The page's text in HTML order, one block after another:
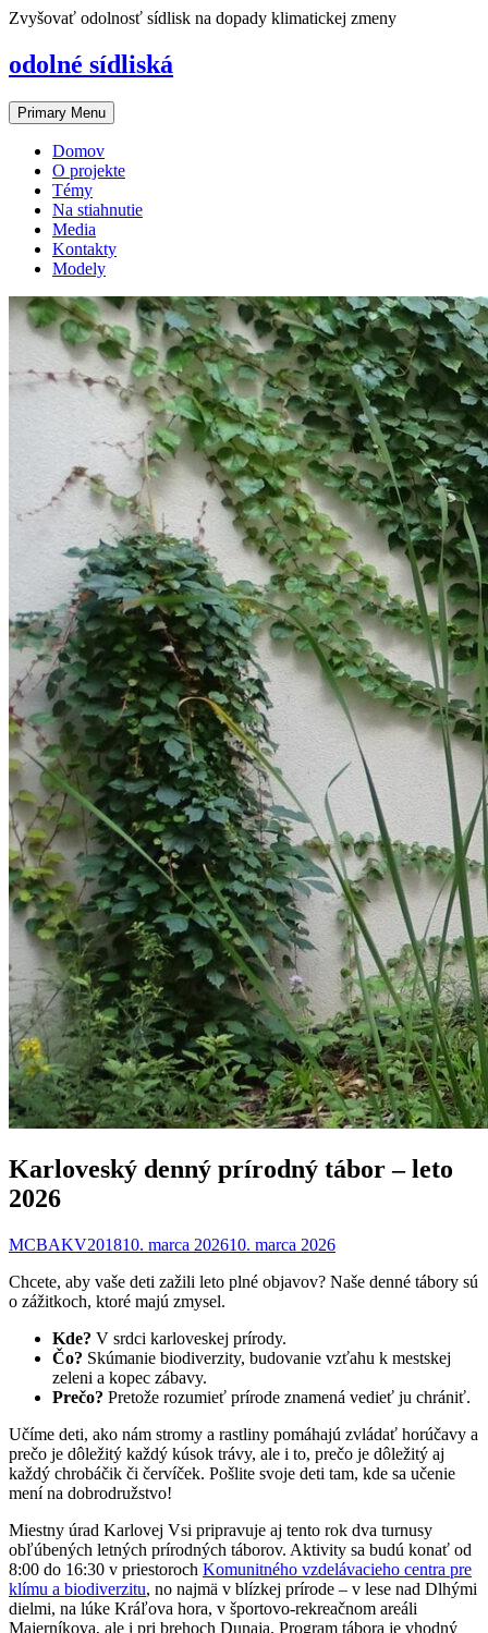
Skip
content
Zvyšovať odolnosť sídlisk na dopady klimatickej zmeny
odolné sídliská
Primary Menu
Domov
O projekte
Témy
Na stiahnutie
Media
Kontakty
Modely
Karloveský denný prírodný tábor – leto
2026
MCBAKV201810. marca 202610. marca 2026
Chcete, aby vaše deti zažili leto plné objavov? Naše denné tábory sú
o zážitkoch, ktoré majú zmysel.
Kde? V srdci karloveskej prírody.
Čo? Skúmanie biodiverzity, budovanie vzťahu k mestskej
zeleni a kopec zábavy.
Prečo? Pretože rozumieť prírode znamená vedieť ju chrániť.
Učíme deti, ako nám stromy a rastliny pomáhajú zvládať horúčavy a
prečo je dôležitý každý kúsok trávy, ale i to, prečo je dôležitý aj
každý chrobáčik či červíček. Pošlite svoje deti tam, kde sa učenie
mení na dobrodružstvo!
Miestny úrad Karlovej Vsi pripravuje aj tento rok dva turnusy
obľúbených letných prírodných táborov. Aktivity sa budú konať od
8:00 do 16:30 v priestoroch Komunitného vzdelávacieho centra pre
klímu a biodiverzitu, no najmä v blízkej prírode – v lese nad Dlhými
dielmi, na lúke Kráľova hora, v športovo-rekreačnom areáli
Majerníkova, ale i pri brehoch Dunaja. Program tábora je vhodný